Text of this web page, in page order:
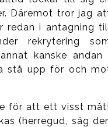
Däremot tror jag
redan i antagning
rekrytering
kanske andan
stå upp för och
för att ett visst
(herregud, säg